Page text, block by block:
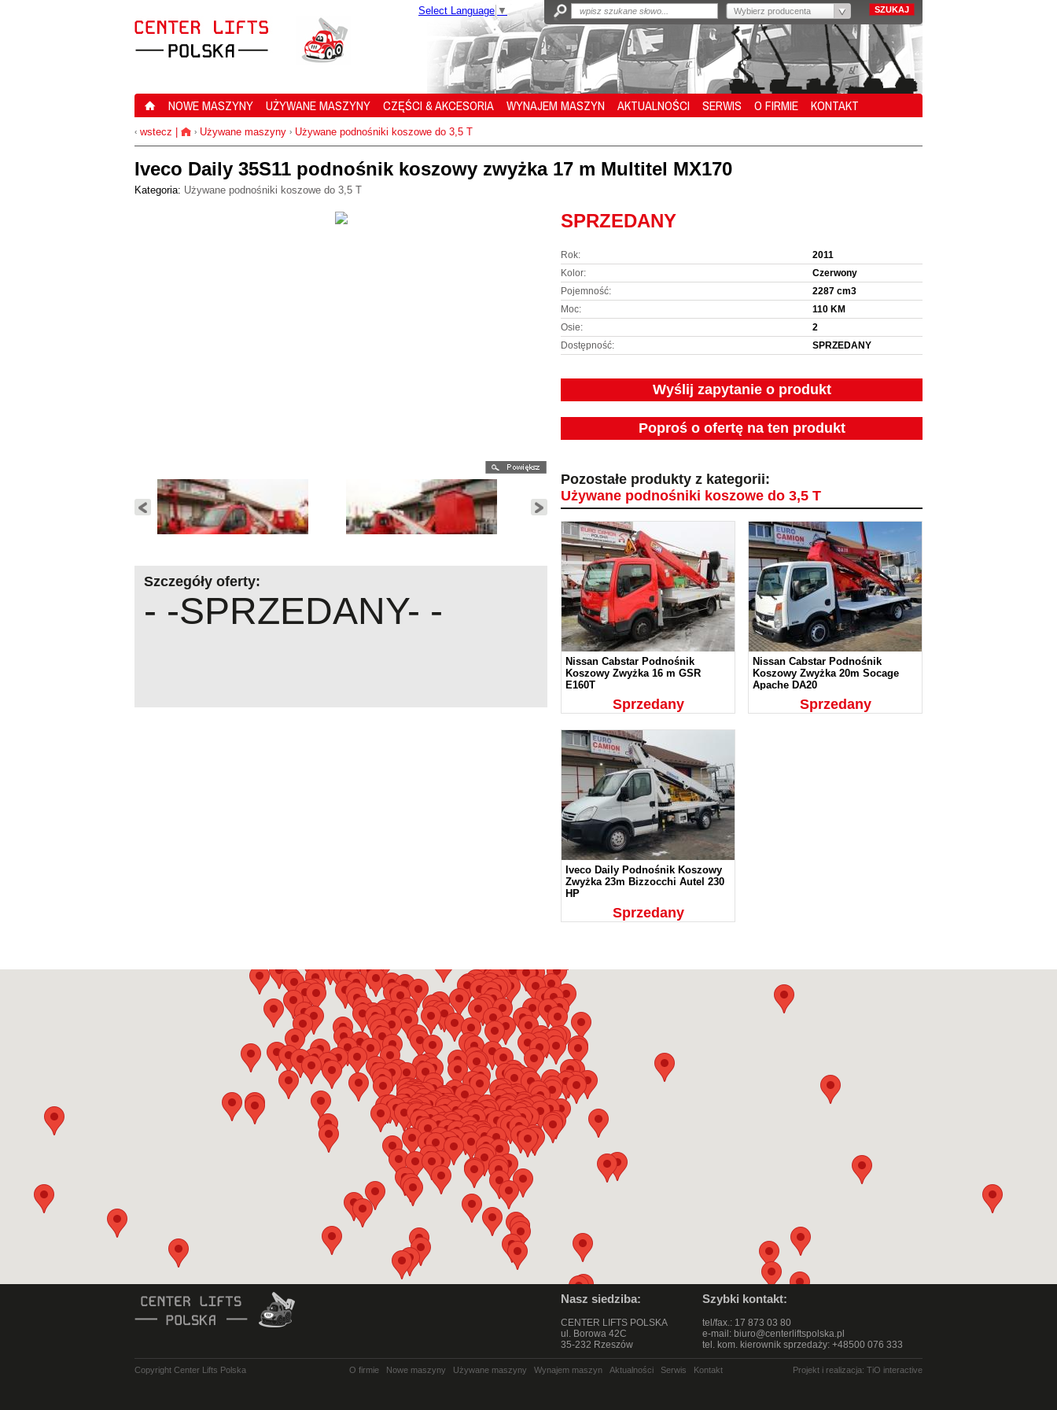
Select Language ▼ Wybierz producenta
NOWE MASZYNY UŻYWANE MASZYNY CZĘŚCI & AKCESORIA WYNAJEM MASZYN AKTUALNOŚCI SERWIS O FIRMIE KONTAKT
‹ wstecz › Używane maszyny › Używane podnośniki koszowe do 3,5 T
Iveco Daily 35S11 podnośnik koszowy zwyżka 17 m Multitel MX170
Kategoria: Używane podnośniki koszowe do 3,5 T
Szczegóły oferty:
- -SPRZEDANY- -
SPRZEDANY
Rok:
2011
Kolor:
Czerwony
Pojemność:
2287 cm3
Moc:
110 KM
Osie:
2
Dostępność:
SPRZEDANY
Wyślij zapytanie o produkt
Poproś o ofertę na ten produkt
Pozostałe produkty z kategorii:
Używane podnośniki koszowe do 3,5 T
Nissan Cabstar Podnośnik
Koszowy Zwyżka 16 m GSR
E160T
Sprzedany
Nissan Cabstar Podnośnik
Koszowy Zwyżka 20m Socage
Apache DA20
Sprzedany
Iveco Daily Podnośnik Koszowy
Zwyżka 23m Bizzocchi Autel 230
HP
Sprzedany
Szybki kontakt:
tel/fax.: 17 873 03 80
e-mail: biuro@centerliftspolska.pl
tel. kom. kierownik sprzedaży: +48500 076 333
Nasz siedziba:
CENTER LIFTS POLSKA
ul. Borowa 42C
35-232 Rzeszów
Copyright Center Lifts Polska O firmie Nowe maszyny Używane maszyny Wynajem maszyn Aktualności Serwis Kontakt Projekt i realizacja: TiO interactive